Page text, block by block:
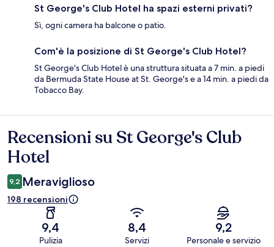
St George's Club Hotel ha spazi esterni privati?
Sì, ogni camera ha balcone o patio.
Com'è la posizione di St George's Club Hotel?
St George's Club Hotel è una struttura situata a 7 min. a piedi
da Bermuda State House at St. George's e a 14 min. a piedi da
Tobacco Bay.
Recensioni
Recensioni su St George's Club
Hotel
9,2 Meraviglioso
198 recensioni
9,4
Pulizia
8,4
Servizi
9,2
Personale e servizio